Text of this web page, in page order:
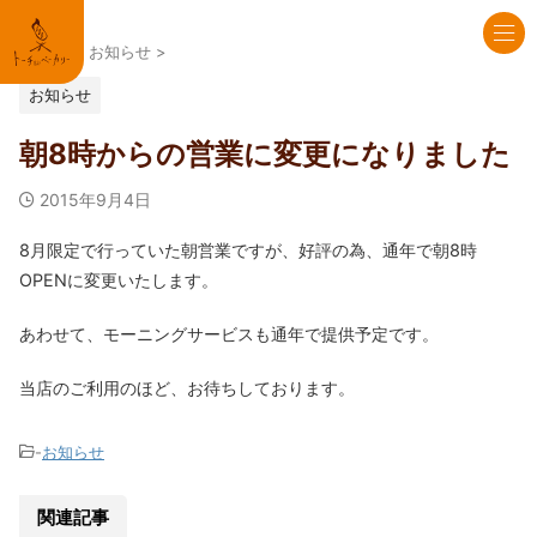
HOME お知らせ >
お知らせ
朝8時からの営業に変更になりました
2015年9月4日
8月限定で行っていた朝営業ですが、好評の為、通年で朝8時
OPENに変更いたします。
あわせて、モーニングサービスも通年で提供予定です。
当店のご利用のほど、お待ちしております。
-お知らせ
関連記事